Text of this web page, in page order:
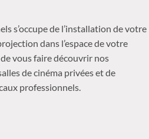
s’occupe de l’installation de votre
dans l’espace de votre
vous faire découvrir nos
de cinéma privées et de
professionnels.